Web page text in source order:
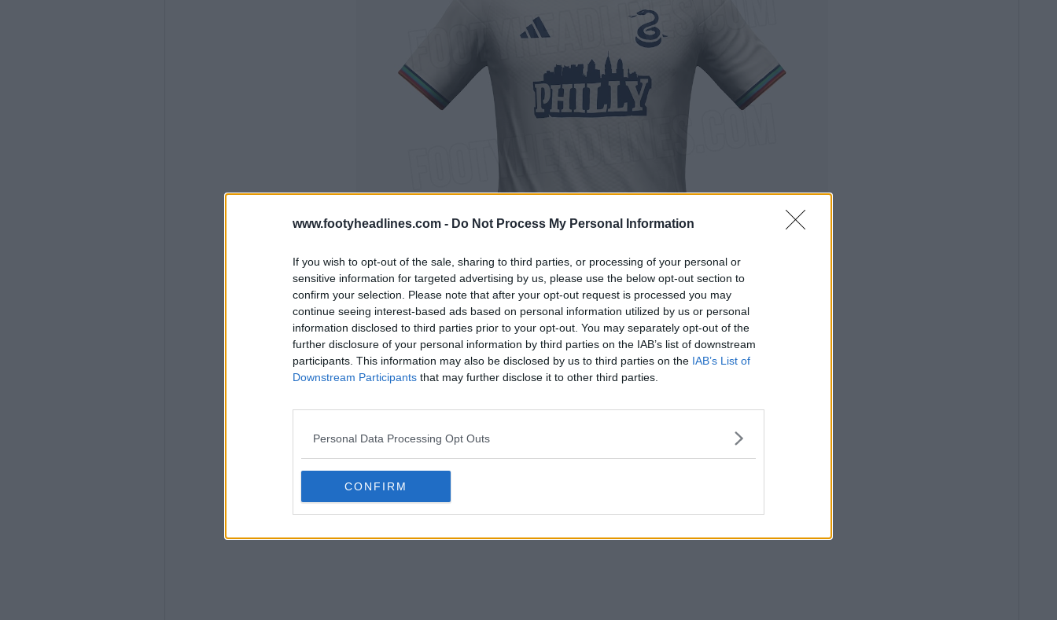
www.footyheadlines.com - Do Not Process My Personal Information
If you wish to opt-out of the sale, sharing to third parties, or processing of your personal or
sensitive information for targeted advertising by us, please use the below opt-out section to
confirm your selection. Please note that after your opt-out request is processed you may
continue seeing interest-based ads based on personal information utilized by us or personal
information disclosed to third parties prior to your opt-out. You may separately opt-out of the
further disclosure of your personal information by third parties on the IAB’s list of downstream
participants. This information may also be disclosed by us to third parties on the IAB’s List of
Downstream Participants that may further disclose it to other third parties.
Personal Data Processing Opt Outs
CONFIRM